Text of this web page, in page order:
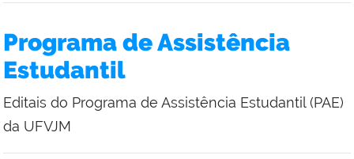
Programa de Assistência
Estudantil
Editais do Programa de Assistência Estudantil (PAE)
da UFVJM